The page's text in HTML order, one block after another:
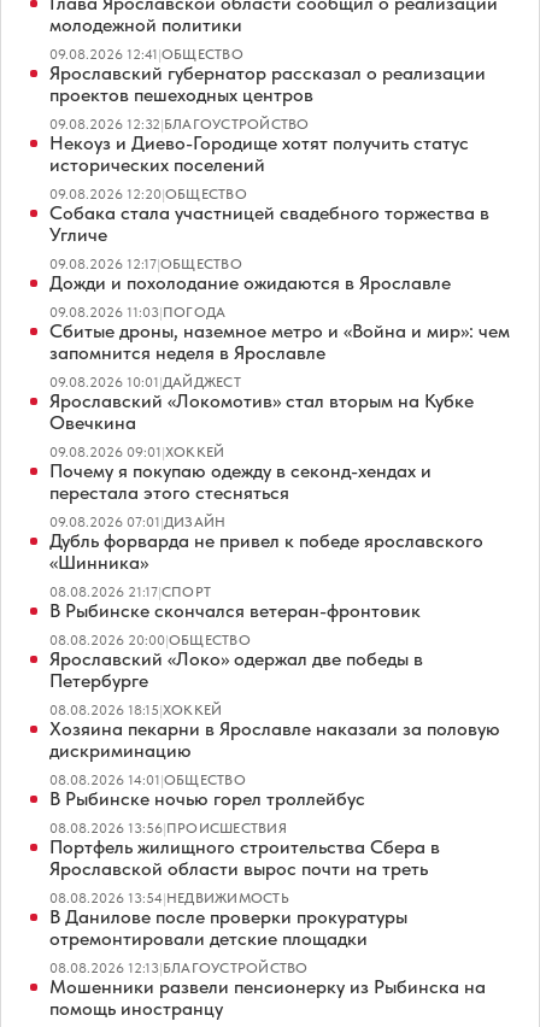
молодежной политики
09.08.2026 12:41|ОБЩЕСТВО
Ярославский губернатор рассказал о реализации
проектов пешеходных центров
09.08.2026 12:32|БЛАГОУСТРОЙСТВО
Некоуз и Диево-Городище хотят получить статус
исторических поселений
09.08.2026 12:20|ОБЩЕСТВО
Собака стала участницей свадебного торжества в
Угличе
09.08.2026 12:17|ОБЩЕСТВО
Дожди и похолодание ожидаются в Ярославле
09.08.2026 11:03|ПОГОДА
Сбитые дроны, наземное метро и «Война и мир»: чем
запомнится неделя в Ярославле
09.08.2026 10:01|ДАЙДЖЕСТ
Ярославский «Локомотив» стал вторым на Кубке
Овечкина
09.08.2026 09:01|ХОККЕЙ
Почему я покупаю одежду в секонд-хендах и
перестала этого стесняться
09.08.2026 07:01|ДИЗАЙН
Дубль форварда не привел к победе ярославского
«Шинника»
08.08.2026 21:17|СПОРТ
В Рыбинске скончался ветеран-фронтовик
08.08.2026 20:00|ОБЩЕСТВО
Ярославский «Локо» одержал две победы в
Петербурге
08.08.2026 18:15|ХОККЕЙ
Хозяина пекарни в Ярославле наказали за половую
дискриминацию
08.08.2026 14:01|ОБЩЕСТВО
В Рыбинске ночью горел троллейбус
08.08.2026 13:56|ПРОИСШЕСТВИЯ
Портфель жилищного строительства Сбера в
Ярославской области вырос почти на треть
08.08.2026 13:54|НЕДВИЖИМОСТЬ
В Данилове после проверки прокуратуры
отремонтировали детские площадки
08.08.2026 12:13|БЛАГОУСТРОЙСТВО
Мошенники развели пенсионерку из Рыбинска на
помощь иностранцу